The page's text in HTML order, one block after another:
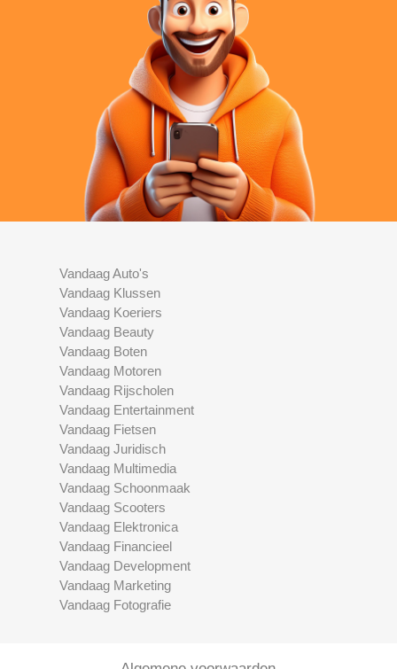
Vandaag Auto's
Vandaag Klussen
Vandaag Koeriers
Vandaag Beauty
Vandaag Boten
Vandaag Motoren
Vandaag Rijscholen
Vandaag Entertainment
Vandaag Fietsen
Vandaag Juridisch
Vandaag Multimedia
Vandaag Schoonmaak
Vandaag Scooters
Vandaag Elektronica
Vandaag Financieel
Vandaag Development
Vandaag Marketing
Vandaag Fotografie